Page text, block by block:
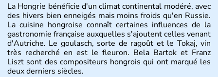
La Hongrie bénéficie d'un climat continental modéré, avec
des hivers bien enneigés mais moins froids qu'en Russie.
La cuisine hongroise connaît certaines influences de la
gastronomie française auxquelles s'ajoutent celles venant
d'Autriche. Le goulasch, sorte de ragoût et le Tokaj, vin
très recherché en est le fleuron. Bela Bartok et Franz
Liszt sont des compositeurs hongrois qui ont marqué les
deux derniers siècles.